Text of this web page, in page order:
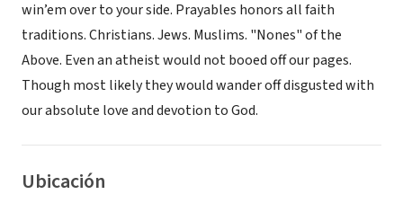
win’em over to your side. Prayables honors all faith
traditions. Christians. Jews. Muslims. "Nones" of the
Above. Even an atheist would not booed off our pages.
Though most likely they would wander off disgusted with
our absolute love and devotion to God.
Ubicación